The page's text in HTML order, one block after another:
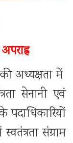
अध्यक्षता में
सेनानी एवं
पदाधिकारियों
संग्राम